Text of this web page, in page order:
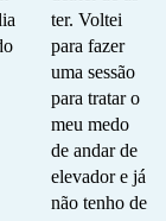
ter. Voltei
para fazer
uma sessão
para tratar o
meu medo
de andar de
elevador e já
não tenho de